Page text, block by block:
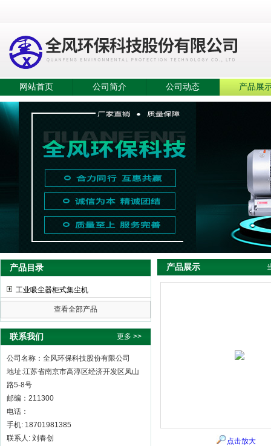
网站首页 公司简介 公司动态 产品展
产品目录
工业吸尘器柜式集尘机
查看全部产品
联系我们 更多 >>
公司名称：全风环保科技股份有限公司
地址:江苏省南京市高淳区经济开发区凤山
路5-8号
邮编：211300
电话：
手机: 18701981385
联系人: 刘春创
产品展示
点击放大